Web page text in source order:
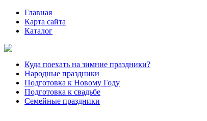
Главная
Карта сайта
Каталог
Куда поехать на зимние праздники?
Народные праздники
Подготовка к Новому Году
Подготовка к свадьбе
Семейные праздники